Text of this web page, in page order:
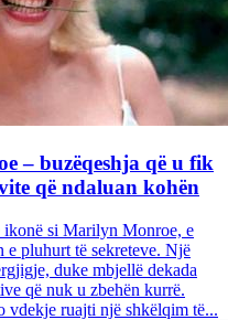
– buzëqeshja që u fik
që ndaluan kohën
ikonë si Marilyn Monroe, e
e pluhurt të sekreteve. Një
duke mbjellë dekada
që nuk u zbehën kurrë.
vdekje ruajti një shkëlqim të...